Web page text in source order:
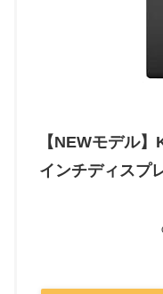
【NEWモデル
インチディスプ